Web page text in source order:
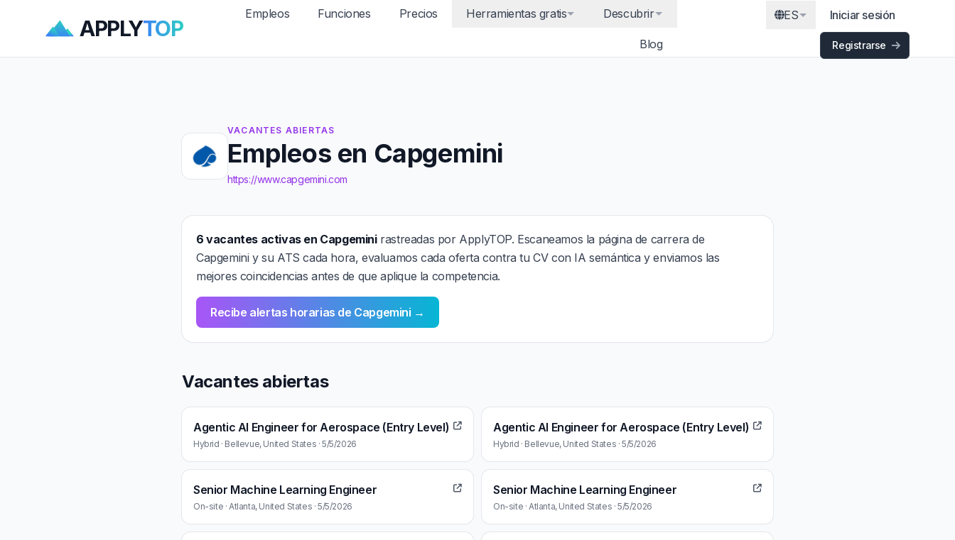
APPLYTOP
Empleos Funciones Precios Herramientas gratis Descubrir
Blog
ES Iniciar sesión
Registrarse
VACANTES ABIERTAS
Empleos en Capgemini
https://www.capgemini.com
6 vacantes activas en Capgeminirastreadas por ApplyTOP. Escaneamos la página de carrera de
Capgemini y su ATS cada hora, evaluamos cada oferta contra tu CV con IA semántica y enviamos las
mejores coincidencias antes de que aplique la competencia.
Recibe alertas horarias de Capgemini →
Vacantes abiertas
Agentic AI Engineer for Aerospace (Entry Level)
Hybrid · Bellevue, United States · 5/5/2026
Agentic AI Engineer for Aerospace (Entry Level)
Hybrid · Bellevue, United States · 5/5/2026
Senior Machine Learning Engineer
On-site · Atlanta, United States · 5/5/2026
Senior Machine Learning Engineer
On-site · Atlanta, United States · 5/5/2026